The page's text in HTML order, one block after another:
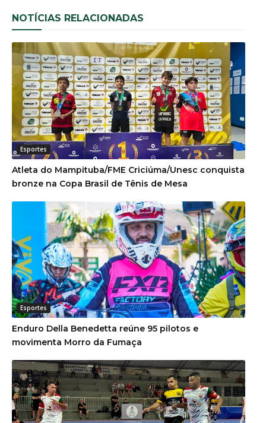
NOTÍCIAS RELACIONADAS
Esportes
Atleta do Mampituba/FME Criciúma/Unesc conquista
bronze na Copa Brasil de Tênis de Mesa
Esportes
Enduro Della Benedetta reúne 95 pilotos e
movimenta Morro da Fumaça